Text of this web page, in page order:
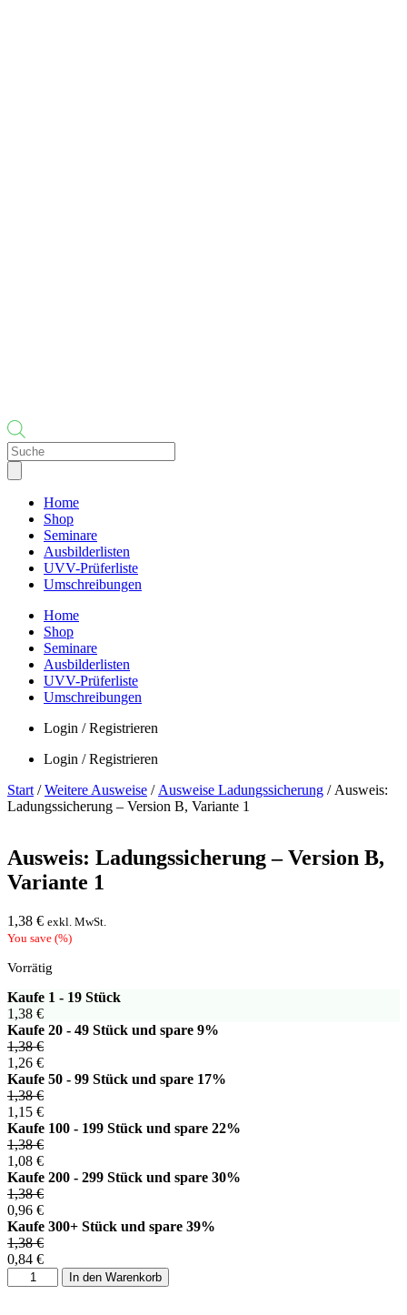
Products
search
Home
Shop
Seminare
Ausbilderlisten
UVV-Prüferliste
Umschreibungen
Home
Shop
Seminare
Ausbilderlisten
UVV-Prüferliste
Umschreibungen
Login / Registrieren
Login / Registrieren
Start /Weitere Ausweise / Ausweise Ladungssicherung / Ausweis:
Ladungssicherung – Version B, Variante 1
Ausweis: Ladungssicherung – Version B,
Variante 1
1,38 € exkl. MwSt.
You save (%)
Vorrätig
Kaufe 1 - 19 Stück
1,38 €
Kaufe 20 - 49 Stück und spare 9%
1,38€
1,26 €
Kaufe 50 - 99 Stück und spare 17%
1,38€
1,15 €
Kaufe 100 - 199 Stück und spare 22%
1,38€
1,08 €
Kaufe 200 - 299 Stück und spare 30%
1,38€
0,96 €
Kaufe 300+ Stück und spare 39%
1,38€
0,84 €
Ausweis:
Ladungssicherung
In den Warenkorb